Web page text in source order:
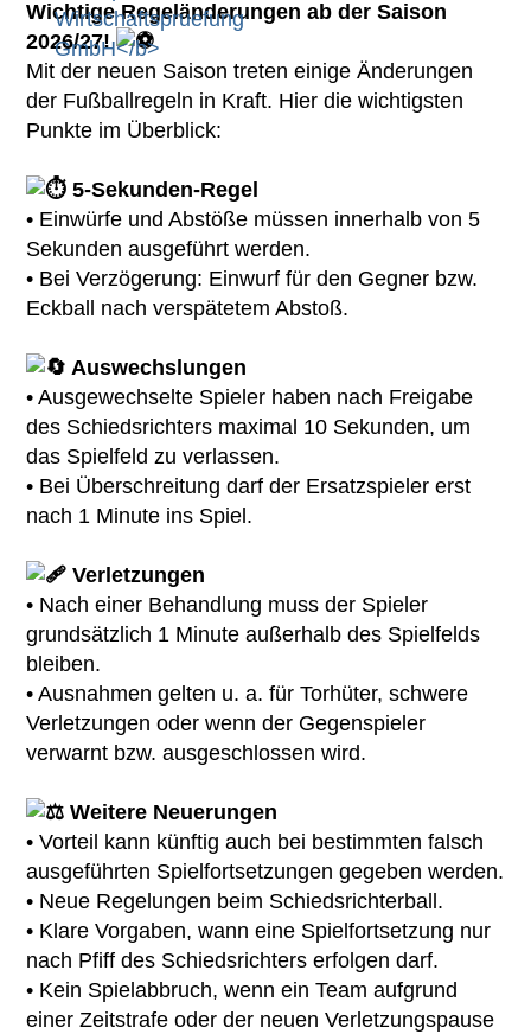
Wichtige Regeländerungen ab der Saison
2026/27!
Mit der neuen Saison treten einige Änderungen
der Fußballregeln in Kraft. Hier die wichtigsten
Punkte im Überblick:
5-Sekunden-Regel
• Einwürfe und Abstöße müssen innerhalb von 5
Sekunden ausgeführt werden.
• Bei Verzögerung: Einwurf für den Gegner bzw.
Eckball nach verspätetem Abstoß.
Auswechslungen
• Ausgewechselte Spieler haben nach Freigabe
des Schiedsrichters maximal 10 Sekunden, um
das Spielfeld zu verlassen.
• Bei Überschreitung darf der Ersatzspieler erst
nach 1 Minute ins Spiel.
Verletzungen
• Nach einer Behandlung muss der Spieler
grundsätzlich 1 Minute außerhalb des Spielfelds
bleiben.
• Ausnahmen gelten u. a. für Torhüter, schwere
Verletzungen oder wenn der Gegenspieler
verwarnt bzw. ausgeschlossen wird.
Weitere Neuerungen
• Vorteil kann künftig auch bei bestimmten falsch
ausgeführten Spielfortsetzungen gegeben werden.
• Neue Regelungen beim Schiedsrichterball.
• Klare Vorgaben, wann eine Spielfortsetzung nur
nach Pfiff des Schiedsrichters erfolgen darf.
• Kein Spielabbruch, wenn ein Team aufgrund
einer Zeitstrafe oder der neuen Verletzungspause